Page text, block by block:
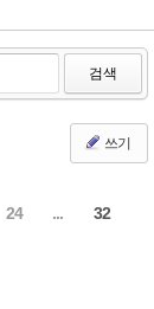
검색
쓰기
24 ... 32